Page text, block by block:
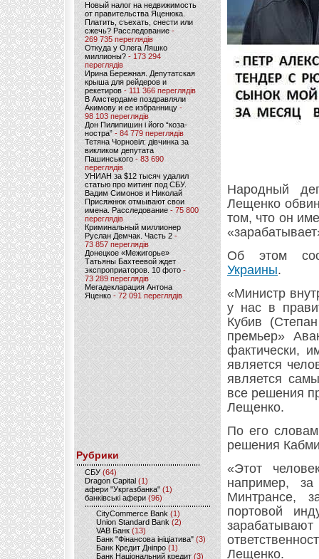
Новый налог на недвижимость
от правительства Яценюка.
Платить, съехать, снести или
сжечь? Расследование-
269 735 переглядів
Откуда у Олега Ляшко
миллионы? - 173 294
переглядів
Ирина Бережная. Депутатская
крыша для рейдеров и
рекетиров - 111 366 переглядів
В Амстердаме поздравляли
Акимову и ее избранницу -
98 103 переглядів
Дон Пилипишин і його “коза-
ностра” - 84 779 переглядів
Тетяна Чорновіл: дівчинка за
викликом депутата
Пашинського- 83 690
переглядів
УНИАН за $12 тысяч удалил
статью про митинг под СБУ.
Вадим Симонов и Николай
Присяжнюк отмывают свои
имена. Расследование - 75 800
переглядів
Криминальный миллионер
Руслан Демчак. Часть 2-
73 857 переглядів
Донецкое «Межигорье»
Татьяны Бахтеевой ждет
экспроприаторов. 10 фото -
73 289 переглядів
Мегадекларация Антона
Яценко - 72 091 переглядів
Рубрики
CБУ (64)
Dragon Capital (1)
афери "Укргазбанка" (1)
банківські афери (96)
CityCommerce Bank (1)
Union Standard Bank (2)
VAB Банк (13)
Банк "Фінансова ініціатива" (3)
Банк Кредит Дніпро (1)
Банк Національний кредит (3)
Народный
Лещенко
том, что он
Об этом
Украины.
«Министр
у нас в
Кубив
премьер»
фактически,
является
является
все решения
Лещенко.
По его
решения
«Этот
например,
Минтрансе,
портовой
Лещенко.